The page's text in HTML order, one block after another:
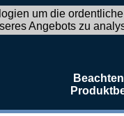
um die
Angebots zu